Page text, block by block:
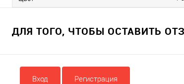
ДЛЯ ТОГО, ЧТОБЫ ОСТАВИТЬ
Вход Регистрация